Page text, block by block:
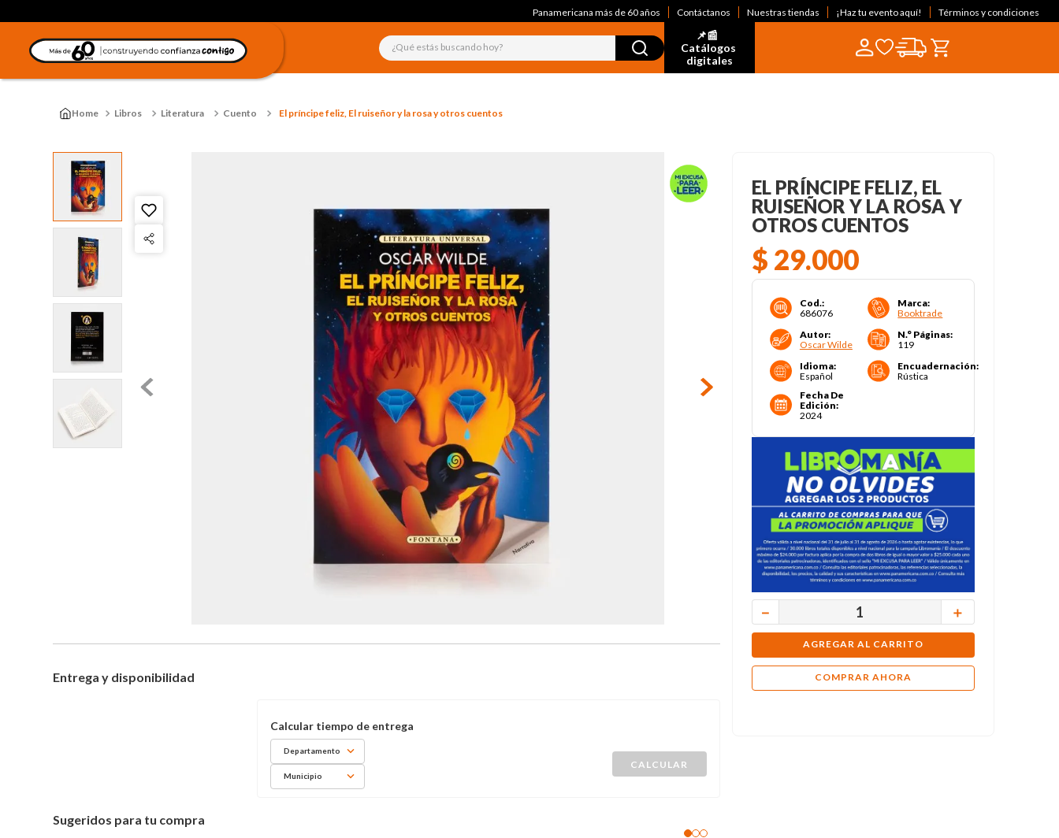
Panamericana más de 60 años Contáctanos Nuestras tiendas ¡Haz tu evento aquí! Términos y condiciones
¿Qué estás buscando hoy?
📌📰
Catálogos
digitales
Libros Literatura Cuento El príncipe feliz, El ruiseñor y la rosa y otros cuentos
Entrega y disponibilidad
Departamento
Municipio
Sugeridos para tu compra
EL PRÍNCIPE FELIZ, EL
RUISEÑOR Y LA ROSA Y
OTROS CUENTOS
$ 29.000
Cod.:
686076
Marca:
Booktrade
Autor:
Oscar Wilde
N.° Páginas:
119
Idioma:
Español
Encuadernación:
Rústica
Fecha De
Edición:
2024
＋
－
AGREGAR AL CARRITO
COMPRAR AHORA